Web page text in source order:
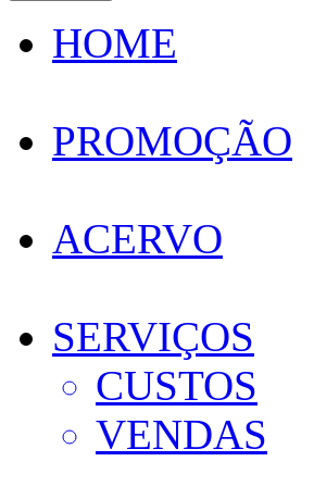
HOME
PROMOÇÃO
ACERVO
SERVIÇOS
CUSTOS
VENDAS